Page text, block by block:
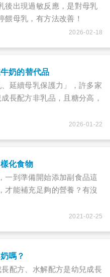
後出現過敏反應，是對母乳
餵母乳，有方法改善！
2026-02-18
奶的替代品
延續母乳保護力」，許多家
長配方非乳品，且糖分高，
2026-01-22
化食物
一到準備開始添加副食品這
才能補充足夠的營養？有沒
2021-02-25
嗎？
配方、水解配方是幼兒成長